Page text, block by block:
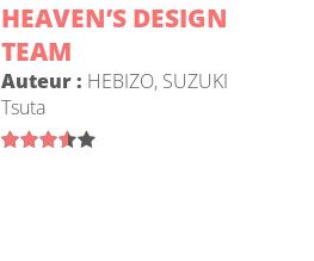
HEAVEN’S DESIGN
TEAM
Auteur : HEBIZO, SUZUKI
Tsuta